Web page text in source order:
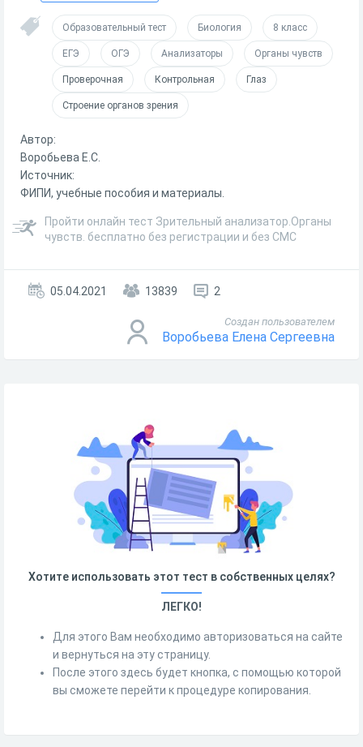
Образовательный тест Биология 8 класс
ЕГЭ ОГЭ Анализаторы Органы чувств
Проверочная Контрольная Глаз
Строение органов зрения
Автор:
Воробьева Е.С.
Источник:
ФИПИ, учебные пособия и материалы.
Пройти онлайн тест Зрительный анализатор.Органы
чувств. бесплатно без регистрации и без СМС
05.04.2021 13839 2
Создан пользователем
Воробьева Елена Сергеевна
Хотите использовать этот тест в собственных целях?
ЛЕГКО!
Для этого Вам необходимо авторизоваться на сайте
и вернуться на эту страницу.
После этого здесь будет кнопка, с помощью которой
вы сможете перейти к процедуре копирования.